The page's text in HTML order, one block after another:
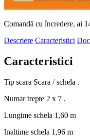
Comandă cu încredere, ai
Descriere Caracteristici
Caracteristici
Tip scara Scara / schela .
Numar trepte 2 x 7 .
Lungime schela 1,60 m
Inaltime schela 1,96 m